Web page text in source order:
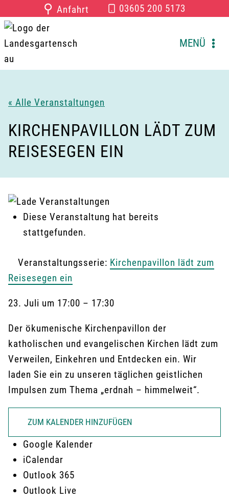
Inhalt
springen
⚲ Anfahrt 03605 200 5173
MENÜ
« Alle Veranstaltungen
KIRCHENPAVILLON LÄDT ZUM
REISESEGEN EIN
Diese Veranstaltung hat bereits
stattgefunden.
Veranstaltungsserie: Kirchenpavillon lädt zum
Reisesegen ein
23. Juli um 17:00 – 17:30
Der ökumenische Kirchenpavillon der
katholischen und evangelischen Kirchen lädt zum
Verweilen, Einkehren und Entdecken ein. Wir
laden Sie ein zu unseren täglichen geistlichen
Impulsen zum Thema „erdnah – himmelweit“.
ZUM KALENDER HINZUFÜGEN
Google Kalender
iCalendar
Outlook 365
Outlook Live